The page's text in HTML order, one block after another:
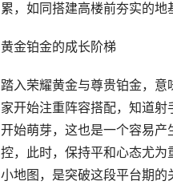
累，如同搭建高楼前夯实的地
黄金铂金的成长阶梯
踏入荣耀黄金与尊贵铂金，
家开始注重阵容搭配，知道
开始萌芽，这也是一个容易
控，此时，保持平和心态尤
小地图，是突破这段平台期的